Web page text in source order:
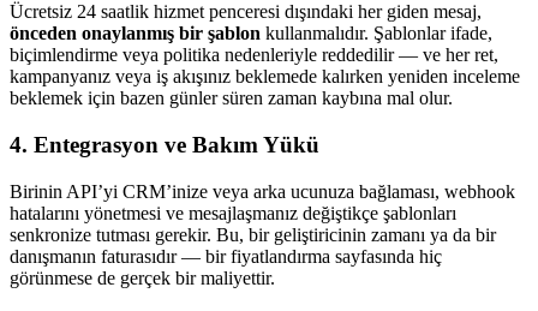
Ücretsiz 24 saatlik hizmet penceresi dışındaki her giden mesaj,
önceden onaylanmış bir şablon kullanmalıdır. Şablonlar ifade,
biçimlendirme veya politika nedenleriyle reddedilir — ve her ret,
kampanyanız veya iş akışınız beklemede kalırken yeniden inceleme
beklemek için bazen günler süren zaman kaybına mal olur.
4. Entegrasyon ve Bakım Yükü
Birinin API’yi CRM’inize veya arka ucunuza bağlaması, webhook
hatalarını yönetmesi ve mesajlaşmanız değiştikçe şablonları
senkronize tutması gerekir. Bu, bir geliştiricinin zamanı ya da bir
danışmanın faturasıdır — bir fiyatlandırma sayfasında hiç
görünmese de gerçek bir maliyettir.